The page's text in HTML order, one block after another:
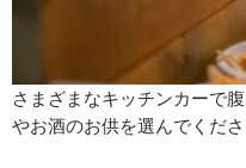
さまざまなキッチンカーで
やお酒のお供を選んでくださ